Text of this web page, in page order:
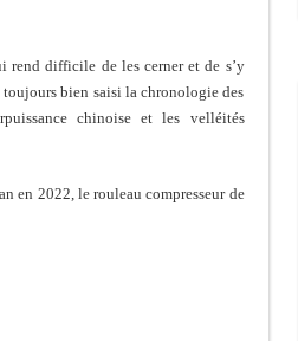
rend difficile de les cerner et de s’y
toujours bien saisi la chronologie des
chinoise et les velléités
en 2022, le rouleau compresseur de